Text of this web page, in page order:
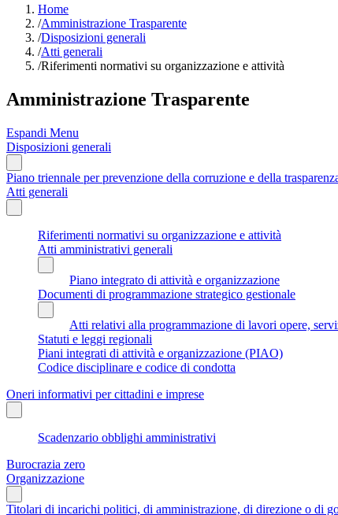
Home
/Amministrazione Trasparente
/Disposizioni generali
/Atti generali
/Riferimenti normativi su organizzazione e attività
Amministrazione Trasparente
Espandi Menu
Disposizioni generali
Piano triennale per prevenzione della corruzione e della
Atti generali
Riferimenti normativi su organizzazione e attività
Atti amministrativi generali
Piano integrato di attività e organizzazione
Documenti di programmazione strategico gestionale
Atti relativi alla programmazione di lavori opere,
Statuti e leggi regionali
Piani integrati di attività e organizzazione (PIAO)
Codice disciplinare e codice di condotta
Oneri informativi per cittadini e imprese
Scadenzario obblighi amministrativi
Burocrazia zero
Organizzazione
Titolari di incarichi politici, di amministrazione, di direzione o di